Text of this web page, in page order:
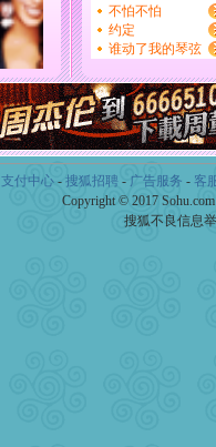
支付中心- 搜狐招聘- 广告服务 - 客
Copyright © 2017
搜狐不良信息